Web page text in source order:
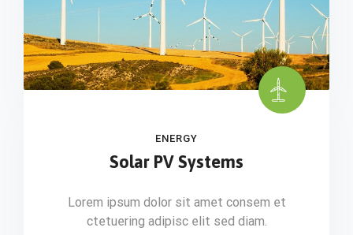
ENERGY
Solar PV Systems
Lorem ipsum dolor sit amet consem et
ctetuering adipisc elit sed diam.